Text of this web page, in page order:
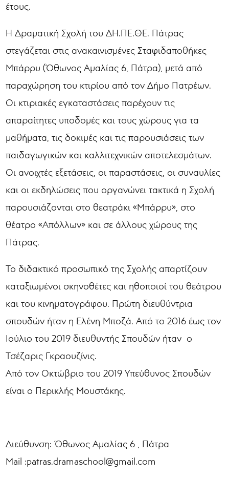
έτους.
Η Δραματική Σχολή του ΔΗ.ΠΕ.ΘΕ. Πάτρας
στεγάζεται στις ανακαινισμένες Σταφιδαποθήκες
Μπάρρυ (Όθωνος Αμαλίας 6, Πάτρα), μετά από
παραχώρηση του κτιρίου από τον Δήμο Πατρέων.
Οι κτιριακές εγκαταστάσεις παρέχουν τις
απαραίτητες υποδομές και τους χώρους για τα
μαθήματα, τις δοκιμές και τις παρουσιάσεις των
παιδαγωγικών και καλλιτεχνικών αποτελεσμάτων.
Οι ανοιχτές εξετάσεις, οι παραστάσεις, οι συναυλίες
και οι εκδηλώσεις που οργανώνει τακτικά η Σχολή
παρουσιάζονται στο θεατράκι «Μπάρρυ», στο
θέατρο «Απόλλων» και σε άλλους χώρους της
Πάτρας.
Το διδακτικό προσωπικό της Σχολής απαρτίζουν
καταξιωμένοι σκηνοθέτες και ηθοποιοί του θεάτρου
και του κινηματογράφου. Πρώτη διευθύντρια
σπουδών ήταν η Ελένη Μποζά. Από το 2016 έως τον
Ιούλιο του 2019 διευθυντής Σπουδών ήταν ο
Τσέζαρις Γκραουζίνις.
Από τον Οκτώβριο του 2019 Υπεύθυνος Σπουδών
είναι ο Περικλής Μουστάκης.
Διεύθυνση: Όθωνος Αμαλίας 6 , Πάτρα
Mail :patras.dramaschool@gmail.com